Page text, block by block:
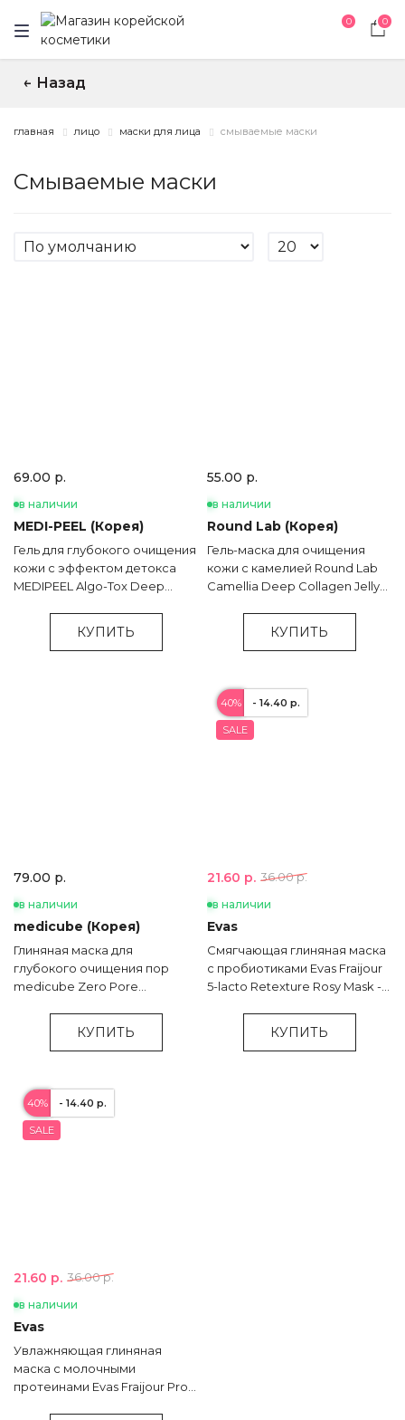
0 0
↑ Назад
главная лицо маски для лица смываемые маски
Смываемые маски
69.00 р.
в наличии
MEDI-PEEL (Корея)
Гель для глубокого очищения
кожи с эффектом детокса
MEDIPEEL Algo-Tox Deep
КУПИТЬ
55.00 р.
в наличии
Round Lab (Корея)
Гель-маска для очищения
кожи c камелией Round Lab
Camellia Deep Collagen Jelly
КУПИТЬ
79.00 р.
в наличии
medicube (Корея)
Глиняная маска для
глубокого очищения пор
medicube Zero Pore
КУПИТЬ
SALE
40% - 14.40 р.
21.60 р. 36.00 р.
в наличии
Evas
Смягчающая глиняная маска
с пробиотиками Evas Fraijour
5-lacto Retexture Rosy Mask -
КУПИТЬ
SALE
40% - 14.40 р.
21.60 р. 36.00 р.
в наличии
Evas
Увлажняющая глиняная
маска с молочными
протеинами Evas Fraijour Pro